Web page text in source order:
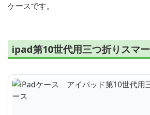
ケースです。
ipad第10世代用三つ折りスマ